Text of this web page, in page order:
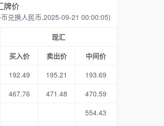
牌价
兑换人民币,2025-09-21 00:00:05)
现汇
买入价
卖出价
中间价
192.49 195.21
193.69
467.76 471.48
470.59
554.43